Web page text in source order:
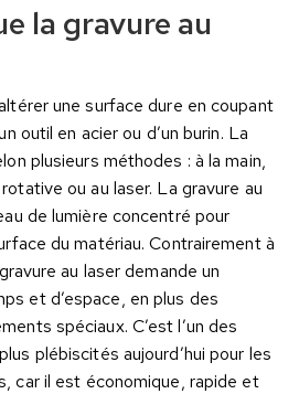
la gravure au
une surface dure en coupant
outil en acier ou d’un burin. La
plusieurs méthodes : à la main,
ou au laser. La gravure au
de lumière concentré pour
du matériau. Contrairement à
au laser demande un
et d’espace, en plus des
spéciaux. C’est l’un des
plébiscités aujourd’hui pour les
car il est économique, rapide et